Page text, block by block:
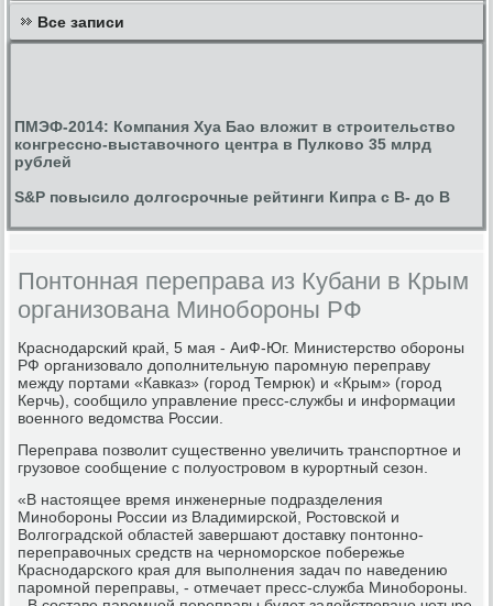
Все записи
ПМЭФ-2014: Компания Хуа Бао вложит в строительство
конгрессно-выставочного центра в Пулково 35 млрд
рублей
S&P повысило долгосрочные рейтинги Кипра с B- до B
Понтонная переправа из Кубани в Крым
организована Минобороны РФ
Краснодарский край, 5 мая - АиФ-Юг. Министерство обороны
РФ организовало дополнительную паромную переправу
между портами «Кавказ» (город Темрюк) и «Крым» (город
Керчь), сообщило управление пресс-службы и информации
военного ведомства России.
Переправа позволит существенно увеличить транспортное и
грузовое сообщение с полуостровом в курортный сезон.
«В настоящее время инженерные подразделения
Минобороны России из Владимирской, Ростовской и
Волгоградской областей завершают доставку понтонно-
переправочных средств на черноморское побережье
Краснодарского края для выполнения задач по наведению
паромной переправы, - отмечает пресс-служба Минобороны.